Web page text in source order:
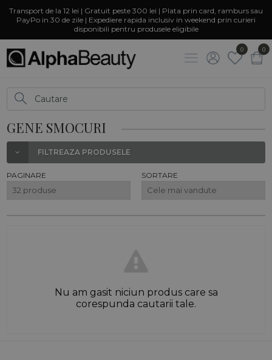
Transport de la 12 lei | Gratuit peste 300 lei | Plata prin card, ramburs sau
PayPo in 30 de zile | Expediere rapida inclusiv in weekend prin curieri
disponibili pentru produsele eligibile
0 0
GENE SMOCURI
FILTREAZA PRODUSELE
PAGINARE SORTARE
Nu am gasit niciun produs care sa
corespunda cautarii tale.